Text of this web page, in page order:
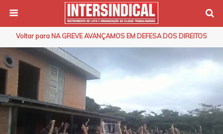
Voltar para NA GREVE AVANÇAMOS EM DEFESA DOS DIREITOS